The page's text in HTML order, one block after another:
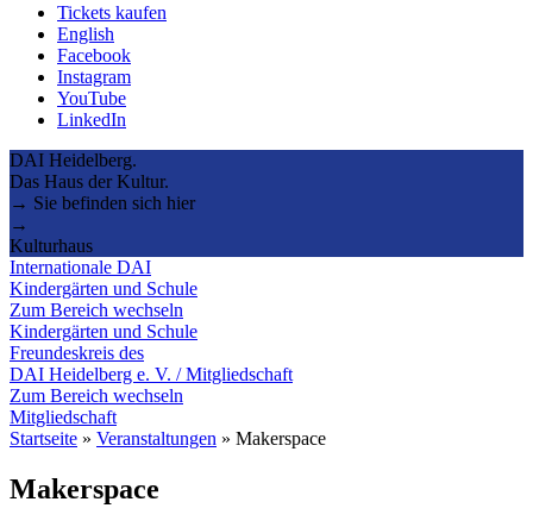
Tickets kaufen
English
Facebook
Instagram
YouTube
LinkedIn
DAI Heidelberg.
Das Haus der Kultur.
→ Sie befinden sich hier
→
Kulturhaus
Internationale DAI
Kindergärten und Schule
Zum Bereich wechseln
Kindergärten und Schule
Freundeskreis des
DAI Heidelberg e. V. / Mitgliedschaft
Zum Bereich wechseln
Mitgliedschaft
Startseite » Veranstaltungen » Makerspace
Makerspace